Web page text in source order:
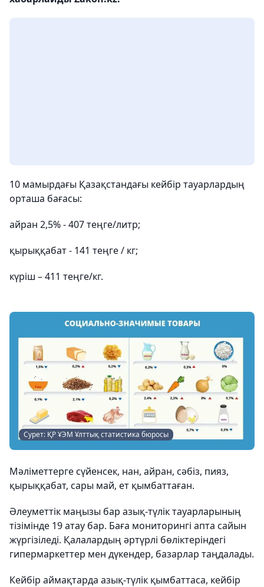
10 мамырдағы Қазақстандағы кейбір тауарлардың
орташа бағасы:
айран 2,5% - 407 теңге/литр;
қырыққабат - 141 теңге / кг;
күріш – 411 теңге/кг.
Сурет: ҚР ҰЭМ Ұлттық статистика бюросы
Мәліметтерге сүйенсек, нан, айран, сәбіз, пияз,
қырыққабат, сары май, ет қымбаттаған.
Әлеуметтік маңызы бар азық-түлік тауарларының
тізімінде 19 атау бар. Баға мониторингі апта сайын
жүргізіледі. Қалалардың әртүрлі бөліктеріндегі
гипермаркеттер мен дүкендер, базарлар таңдалады.
Кейбір аймақтарда азық-түлік қымбаттаса, кейбір